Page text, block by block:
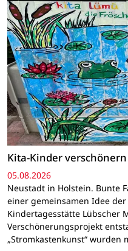
Kita-Kinder
05.08.2026
Neustadt in Holstein. Bunte
einer gemeinsamen Idee
Kindertagesstätte Lübscher
Verschönerungsprojekt
„Stromkastenkunst“ wurden